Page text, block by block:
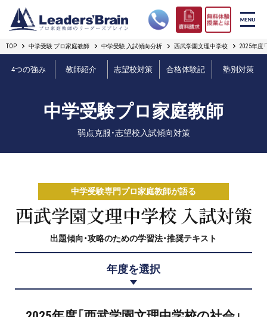
リーダーズブレインの強み
プロ教師紹介
無料体験授業とは
短期フリープラン
プロ家庭教師の英検®対策
費用について
TOP 中学受験 プロ家庭教師 中学受験 入試傾向分析 西武学園文理中学校 2025年度
4つの強み 教師紹介 志望校対策 合格体験記 塾別対策
中学受験プロ家庭教師
弱点克服・志望校入試傾向対策
中学受験専門プロ家庭教師が語る
西武学園文理中学校 入試対策
出題傾向・攻略のための学習法・推奨テキスト
年度を選択